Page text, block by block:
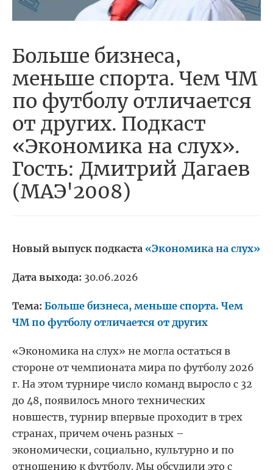
Больше бизнеса,
меньше спорта. Чем ЧМ
по футболу отличается
от других. Подкаст
«Экономика на слух».
Гость: Дмитрий Дагаев
(МАЭ'2008)
Новый выпуск подкаста «Экономика на слух»
Дата выхода: 30.06.2026
Тема: Больше бизнеса, меньше спорта. Чем
ЧМ по футболу отличается от других
«Экономика на слух» не могла остаться в
стороне от чемпионата мира по футболу 2026
г. На этом турнире число команд выросло с 32
до 48, появилось много технических
новшеств, турнир впервые проходит в трех
странах, причем очень разных –
экономически, социально, культурно и по
отношению к футболу. Мы обсудили это с